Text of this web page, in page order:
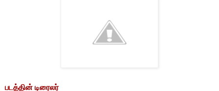
படத்தின் டிரைலர்